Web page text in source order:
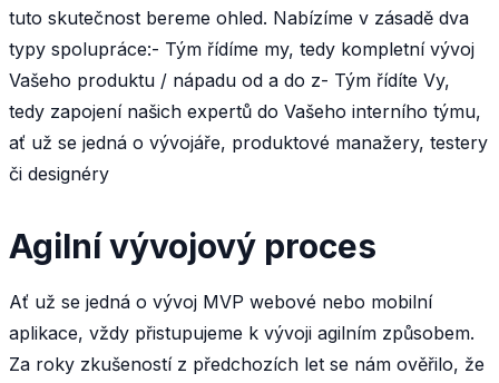
tuto skutečnost bereme ohled. Nabízíme v zásadě dva
typy spolupráce:- Tým řídíme my, tedy kompletní vývoj
Vašeho produktu / nápadu od a do z- Tým řídíte Vy,
tedy zapojení našich expertů do Vašeho interního týmu,
ať už se jedná o vývojáře, produktové manažery, testery
či designéry
Agilní vývojový proces
Ať už se jedná o vývoj MVP webové nebo mobilní
aplikace, vždy přistupujeme k vývoji agilním způsobem.
Za roky zkušeností z předchozích let se nám ověřilo, že